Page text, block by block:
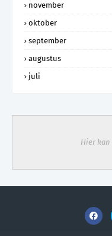
november
oktober
september
augustus
juli
Hier